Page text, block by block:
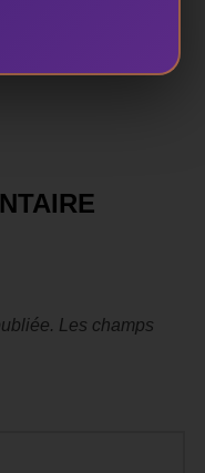
vie au label.
Les champs